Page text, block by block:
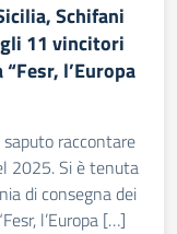
Schifani
11 vincitori
l’Europa
raccontare
2025. Si è tenuta
di consegna dei
l’Europa […]